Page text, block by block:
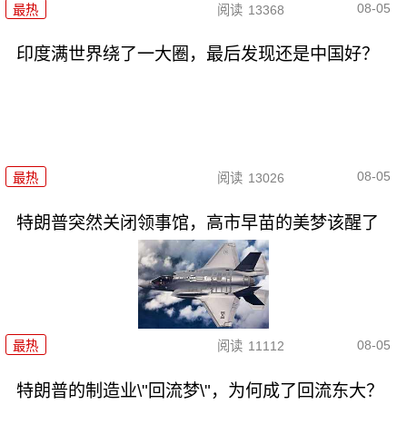
最热 阅读 13368 08-05
印度满世界绕了一大圈，最后发现还是中国好？
最热 阅读 13026 08-05
特朗普突然关闭领事馆，高市早苗的美梦该醒了
最热 阅读 11112 08-05
特朗普的制造业\"回流梦\"，为何成了回流东大？